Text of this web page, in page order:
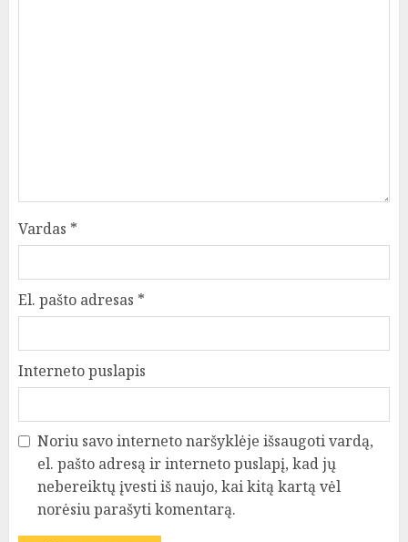
Vardas *
El. pašto adresas *
Interneto puslapis
Noriu savo interneto naršyklėje išsaugoti vardą,
el. pašto adresą ir interneto puslapį, kad jų
nebereiktų įvesti iš naujo, kai kitą kartą vėl
norėsiu parašyti komentarą.